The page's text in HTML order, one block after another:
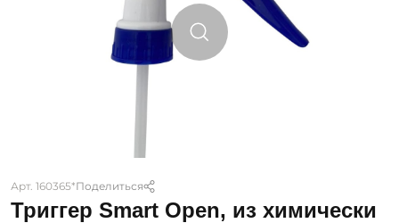
Арт. 160365*Поделиться
Триггер Smart Open, из химически